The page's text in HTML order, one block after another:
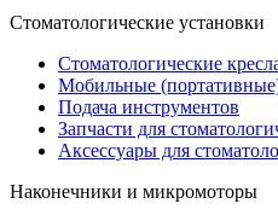
Стоматологические установки
Стоматологические
Мобильные
Подача инструментов
Запчасти для
Аксессуары для
Наконечники и микромоторы